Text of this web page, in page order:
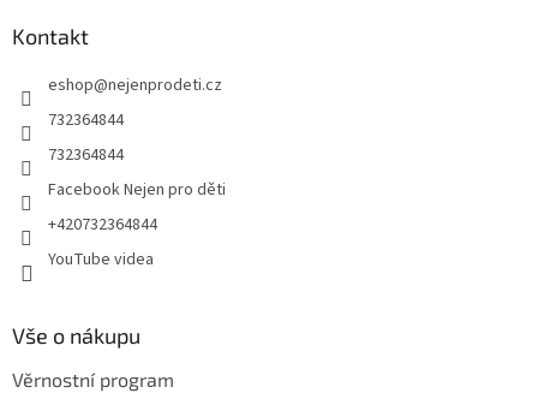
Kontakt
eshop@nejenprodeti.cz
732364844
732364844
Facebook Nejen pro děti
+420732364844
YouTube videa
Vše o nákupu
Věrnostní program